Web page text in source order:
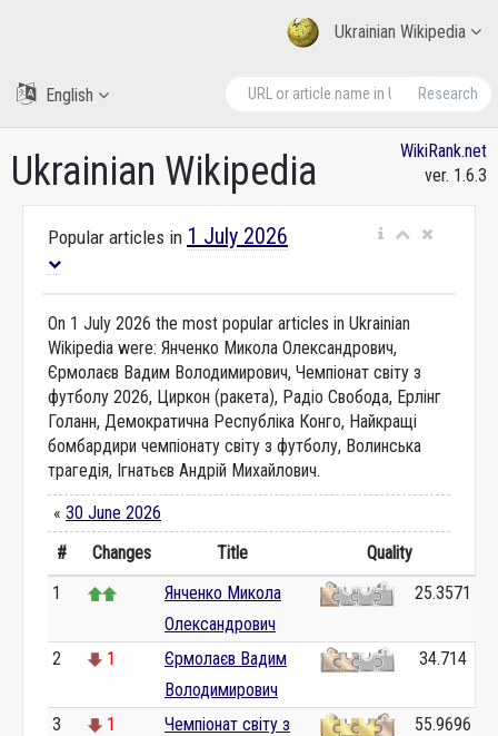
Ukrainian Wikipedia
Research
English
Ukrainian Wikipedia
WikiRank.net
ver. 1.6.3
Popular articles in 1 July 2026
On 1 July 2026 the most popular articles in Ukrainian
Wikipedia were: Янченко Микола Олександрович,
Єрмолаєв Вадим Володимирович, Чемпіонат світу з
футболу 2026, Циркон (ракета), Радіо Свобода, Ерлінг
Голанн, Демократична Республіка Конго, Найкращі
бомбардири чемпіонату світу з футболу, Волинська
трагедія, Ігнатьєв Андрій Михайлович.
« 30 June 2026
#
Changes Title
Quality
1
Янченко Микола
Олександрович
25.3571
2 1
Єрмолаєв Вадим
Володимирович
34.714
3 1
Чемпіонат світу з
55.9696